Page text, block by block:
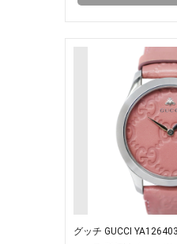
グッチ GUCCI